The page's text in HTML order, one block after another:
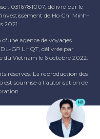
: 0316781007, délivré par le
de Ho Chi Minh-
2021.
agence de voyages
GP LHQT, délivrée par
Vietnam le 6 octobre 2022.
réservés. La reproduction des
est soumise à l'autorisation de